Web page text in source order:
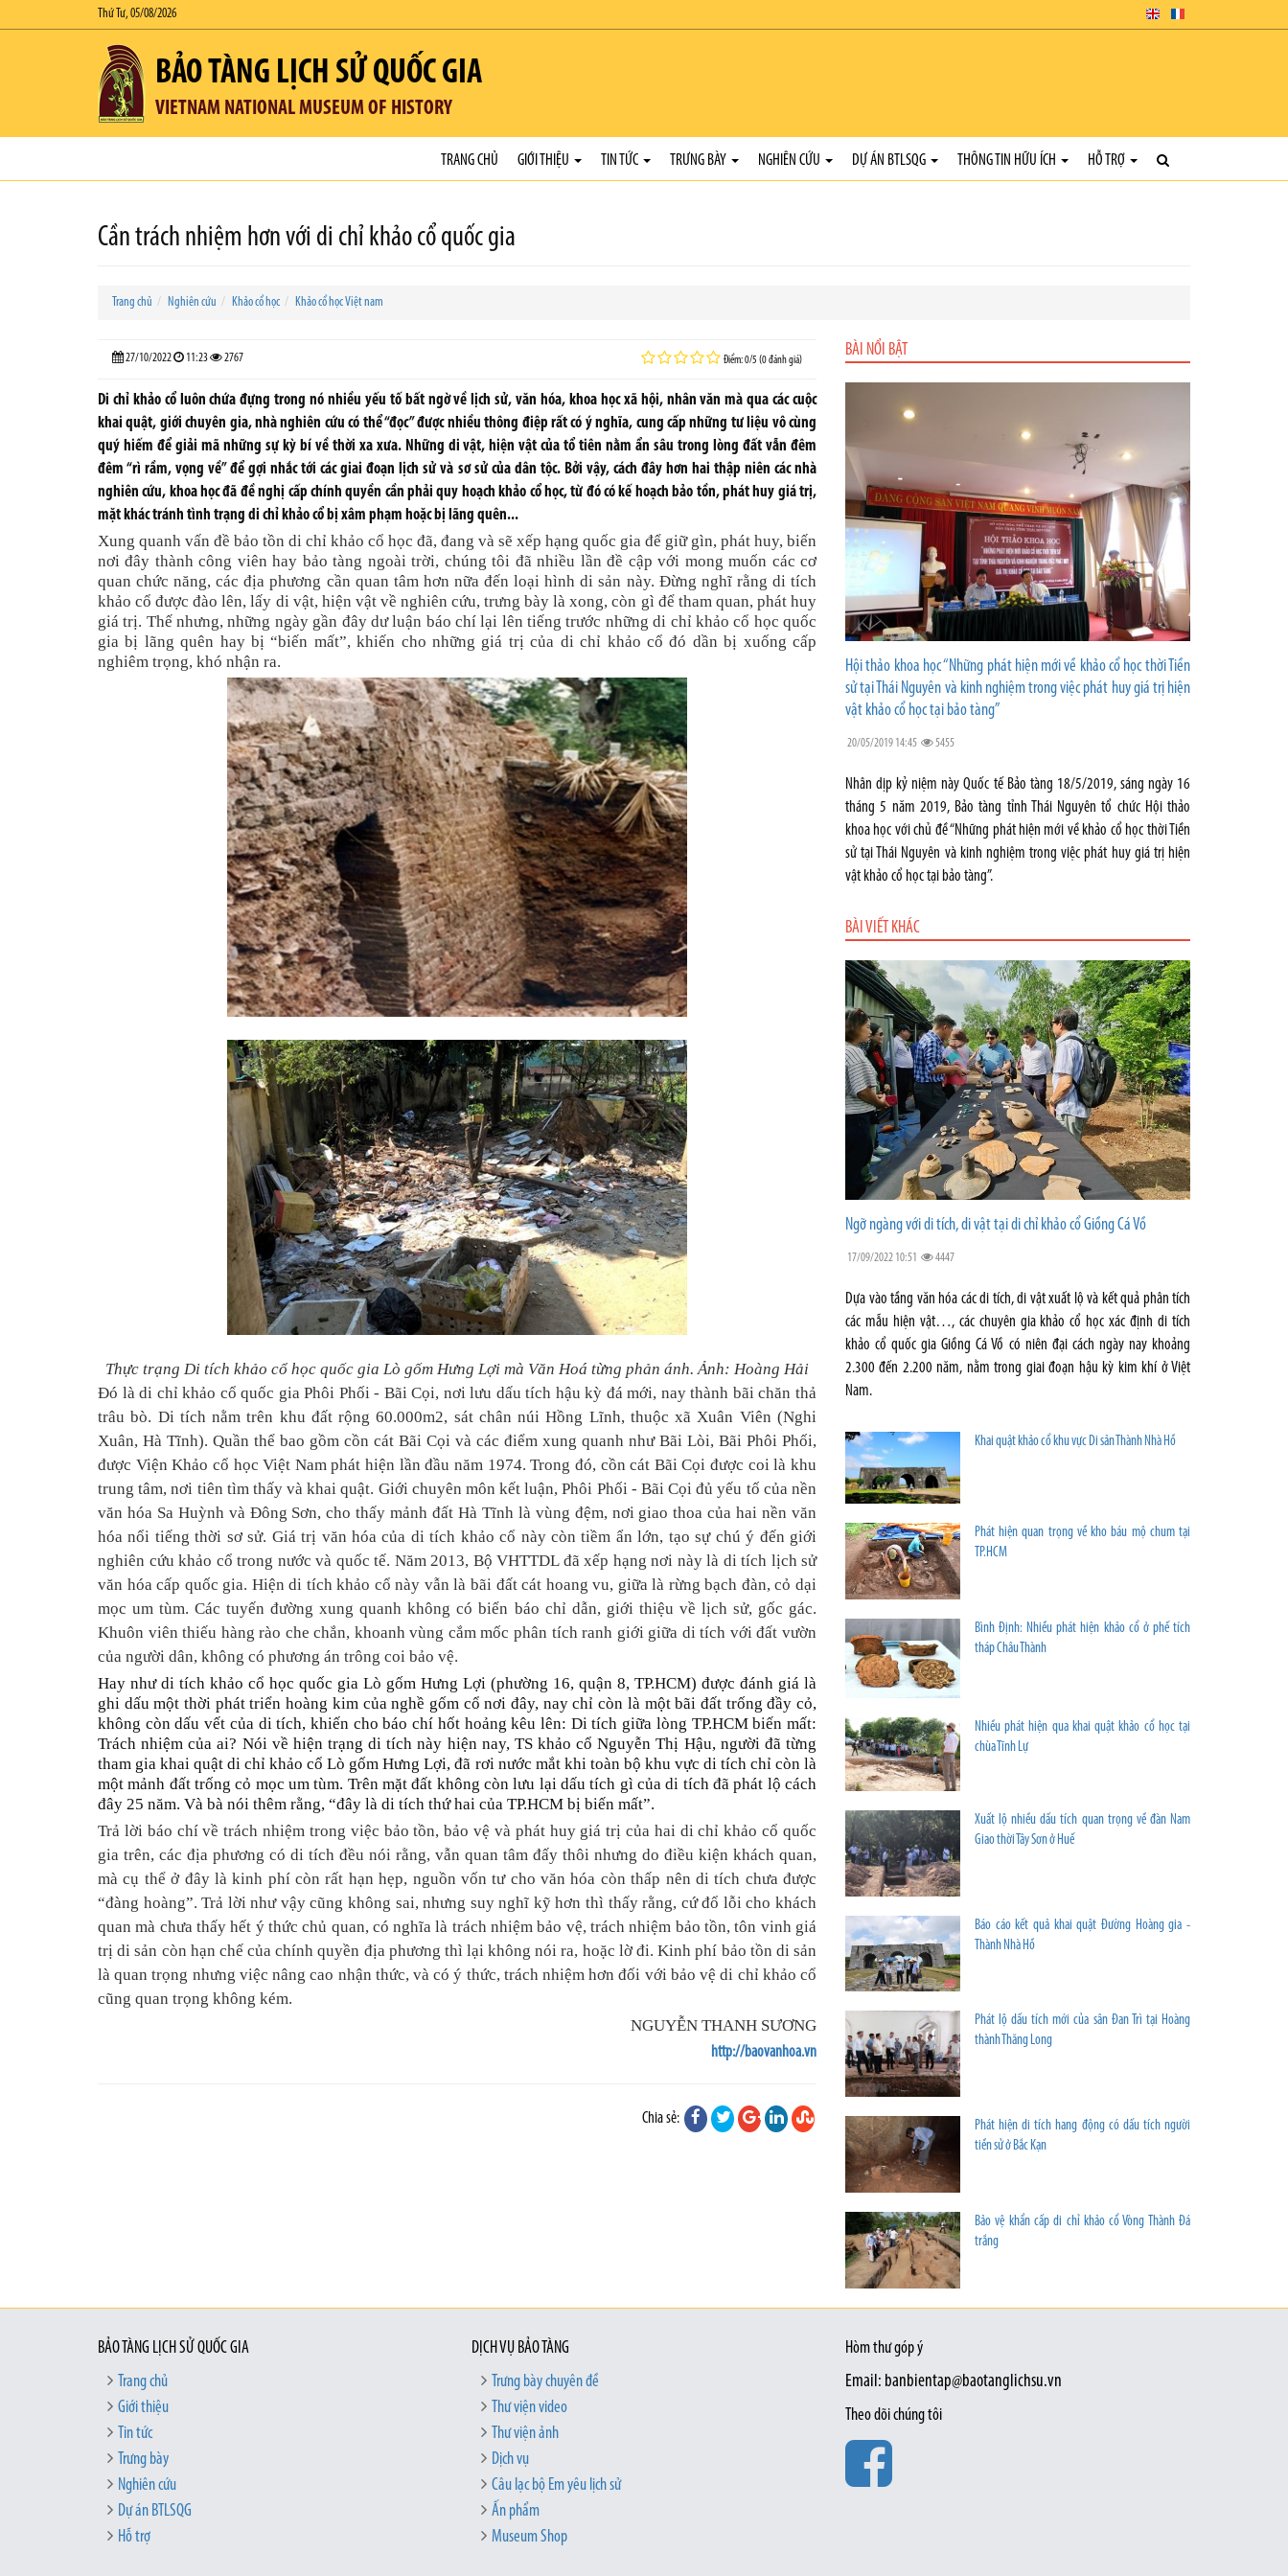
Thứ Tư, 05/08/2026
BẢO TÀNG LỊCH SỬ QUỐC GIA
VIETNAM NATIONAL MUSEUM OF HISTORY
TRANG CHỦ GIỚI THIỆU TIN TỨC TRƯNG BÀY NGHIÊN CỨU DỰ ÁN BTLSQG THÔNG TIN HỮU ÍCH HỖ TRỢ
Cần trách nhiệm hơn với di chỉ khảo cổ quốc gia
Trang chủ Nghiên cứu Khảo cổ học Khảo cổ học Việt nam
27/10/2022 11:23 2767 Điểm: 0/5 (0 đánh giá)
Di chỉ khảo cổ luôn chứa đựng trong nó nhiều yếu tố bất ngờ về lịch sử, văn hóa, khoa học xã hội, nhân văn mà qua các cuộc
khai quật, giới chuyên gia, nhà nghiên cứu có thể “đọc” được nhiều thông điệp rất có ý nghĩa, cung cấp những tư liệu vô cùng
quý hiếm để giải mã những sự kỳ bí về thời xa xưa. Những di vật, hiện vật của tổ tiên nằm ẩn sâu trong lòng đất vẫn đêm
đêm “rì rầm, vọng về” để gợi nhắc tới các giai đoạn lịch sử và sơ sử của dân tộc. Bởi vậy, cách đây hơn hai thập niên các nhà
nghiên cứu, khoa học đã đề nghị cấp chính quyền cần phải quy hoạch khảo cổ học, từ đó có kế hoạch bảo tồn, phát huy giá trị,
mặt khác tránh tình trạng di chỉ khảo cổ bị xâm phạm hoặc bị lãng quên...
Xung quanh vấn đề bảo tồn di chỉ khảo cổ học đã, đang và sẽ xếp hạng quốc gia để giữ gìn, phát huy, biến
nơi đây thành công viên hay bảo tàng ngoài trời, chúng tôi đã nhiều lần đề cập với mong muốn các cơ
quan chức năng, các địa phương cần quan tâm hơn nữa đến loại hình di sản này. Đừng nghĩ rằng di tích
khảo cổ được đào lên, lấy di vật, hiện vật về nghiên cứu, trưng bày là xong, còn gì để tham quan, phát huy
giá trị. Thế nhưng, những ngày gần đây dư luận báo chí lại lên tiếng trước những di chỉ khảo cổ học quốc
gia bị lãng quên hay bị “biến mất”, khiến cho những giá trị của di chỉ khảo cổ đó dần bị xuống cấp
nghiêm trọng, khó nhận ra.
Thực trạng Di tích khảo cổ học quốc gia Lò gốm Hưng Lợi mà Văn Hoá từng phản ánh. Ảnh: Hoàng Hải
Đó là di chỉ khảo cổ quốc gia Phôi Phối - Bãi Cọi, nơi lưu dấu tích hậu kỳ đá mới, nay thành bãi chăn thả
trâu bò. Di tích nằm trên khu đất rộng 60.000m2, sát chân núi Hồng Lĩnh, thuộc xã Xuân Viên (Nghi
Xuân, Hà Tĩnh). Quần thể bao gồm cồn cát Bãi Cọi và các điểm xung quanh như Bãi Lòi, Bãi Phôi Phối,
được Viện Khảo cổ học Việt Nam phát hiện lần đầu năm 1974. Trong đó, cồn cát Bãi Cọi được coi là khu
trung tâm, nơi tiên tìm thấy và khai quật. Giới chuyên môn kết luận, Phôi Phối - Bãi Cọi đủ yếu tố của nền
văn hóa Sa Huỳnh và Đông Sơn, cho thấy mảnh đất Hà Tĩnh là vùng đệm, nơi giao thoa của hai nền văn
hóa nổi tiếng thời sơ sử. Giá trị văn hóa của di tích khảo cổ này còn tiềm ẩn lớn, tạo sự chú ý đến giới
nghiên cứu khảo cổ trong nước và quốc tế. Năm 2013, Bộ VHTTDL đã xếp hạng nơi này là di tích lịch sử
văn hóa cấp quốc gia. Hiện di tích khảo cổ này vẫn là bãi đất cát hoang vu, giữa là rừng bạch đàn, cỏ dại
mọc um tùm. Các tuyến đường xung quanh không có biển báo chỉ dẫn, giới thiệu về lịch sử, gốc gác.
Khuôn viên thiếu hàng rào che chắn, khoanh vùng cắm mốc phân tích ranh giới giữa di tích với đất vườn
của người dân, không có phương án trông coi bảo vệ.
Hay như di tích khảo cổ học quốc gia Lò gốm Hưng Lợi (phường 16, quận 8, TP.HCM) được đánh giá là
ghi dấu một thời phát triển hoàng kim của nghề gốm cổ nơi đây, nay chỉ còn là một bãi đất trống đầy cỏ,
không còn dấu vết của di tích, khiến cho báo chí hốt hoảng kêu lên: Di tích giữa lòng TP.HCM biến mất:
Trách nhiệm của ai? Nói về hiện trạng di tích này hiện nay, TS khảo cổ Nguyễn Thị Hậu, người đã từng
tham gia khai quật di chỉ khảo cổ Lò gốm Hưng Lợi, đã rơi nước mắt khi toàn bộ khu vực di tích chỉ còn là
một mảnh đất trống cỏ mọc um tùm. Trên mặt đất không còn lưu lại dấu tích gì của di tích đã phát lộ cách
đây 25 năm. Và bà nói thêm rằng, “đây là di tích thứ hai của TP.HCM bị biến mất”.
Trả lời báo chí về trách nhiệm trong việc bảo tồn, bảo vệ và phát huy giá trị của hai di chỉ khảo cổ quốc
gia trên, các địa phương có di tích đều nói rằng, vẫn quan tâm đấy thôi nhưng do điều kiện khách quan,
mà cụ thể ở đây là kinh phí còn rất hạn hẹp, nguồn vốn tư cho văn hóa còn thấp nên di tích chưa được
“đàng hoàng”. Trả lời như vậy cũng không sai, nhưng suy nghĩ kỹ hơn thì thấy rằng, cứ đổ lỗi cho khách
quan mà chưa thấy hết ý thức chủ quan, có nghĩa là trách nhiệm bảo vệ, trách nhiệm bảo tồn, tôn vinh giá
trị di sản còn hạn chế của chính quyền địa phương thì lại không nói ra, hoặc lờ đi. Kinh phí bảo tồn di sản
là quan trọng nhưng việc nâng cao nhận thức, và có ý thức, trách nhiệm hơn đối với bảo vệ di chỉ khảo cổ
cũng quan trọng không kém.
NGUYỄN THANH SƯƠNG
http://baovanhoa.vn
Chia sẻ:
BÀI NỔI BẬT
Hội thảo khoa học “Những phát hiện mới về khảo cổ học thời Tiền
sử tại Thái Nguyên và kinh nghiệm trong việc phát huy giá trị hiện
vật khảo cổ học tại bảo tàng”
20/05/2019 14:45 5455
Nhân dịp kỷ niệm này Quốc tế Bảo tàng 18/5/2019, sáng ngày 16
tháng 5 năm 2019, Bảo tàng tỉnh Thái Nguyên tổ chức Hội thảo
khoa học với chủ đề “Những phát hiện mới về khảo cổ học thời Tiền
sử tại Thái Nguyên và kinh nghiệm trong việc phát huy giá trị hiện
vật khảo cổ học tại bảo tàng”.
BÀI VIẾT KHÁC
Ngỡ ngàng với di tích, di vật tại di chỉ khảo cổ Giồng Cá Vồ
17/09/2022 10:51 4447
Dựa vào tầng văn hóa các di tích, di vật xuất lộ và kết quả phân tích
các mẫu hiện vật…, các chuyên gia khảo cổ học xác định di tích
khảo cổ quốc gia Giồng Cá Vồ có niên đại cách ngày nay khoảng
2.300 đến 2.200 năm, nằm trong giai đoạn hậu kỳ kim khí ở Việt
Nam.
Khai quật khảo cổ khu vực Di sản Thành Nhà Hồ
Phát hiện quan trọng về kho báu mộ chum tại
TP.HCM
Bình Định: Nhiều phát hiện khảo cổ ở phế tích
tháp Châu Thành
Nhiều phát hiện qua khai quật khảo cổ học tại
chùa Tĩnh Lự
Xuất lộ nhiều dấu tích quan trọng về đàn Nam
Giao thời Tây Sơn ở Huế
Báo cáo kết quả khai quật Đường Hoàng gia -
Thành Nhà Hồ
Phát lộ dấu tích mới của sân Đan Trì tại Hoàng
thành Thăng Long
Phát hiện di tích hang động có dấu tích người
tiền sử ở Bắc Kạn
Bảo vệ khẩn cấp di chỉ khảo cổ Vòng Thành Đá
trắng
BẢO TÀNG LỊCH SỬ QUỐC GIA
Trang chủ
Giới thiệu
Tin tức
Trưng bày
Nghiên cứu
Dự án BTLSQG
Hỗ trợ
DỊCH VỤ BẢO TÀNG
Trưng bày chuyên đề
Thư viện video
Thư viện ảnh
Dịch vụ
Câu lạc bộ Em yêu lịch sử
Ấn phẩm
Museum Shop
Hòm thư góp ý
Email: banbientap@baotanglichsu.vn
Theo dõi chúng tôi